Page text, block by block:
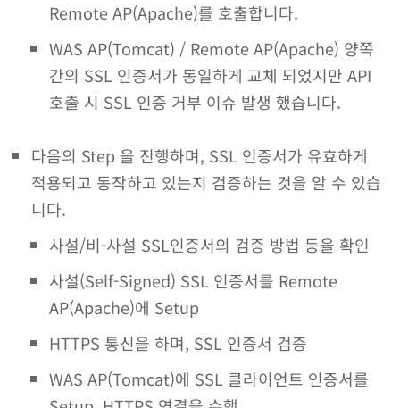
Remote AP(Apache)를 호출합니다.
WAS AP(Tomcat) / Remote AP(Apache) 양쪽
간의 SSL 인증서가 동일하게 교체 되었지만 API
호출 시 SSL 인증 거부 이슈 발생 했습니다.
다음의 Step 을 진행하며, SSL 인증서가 유효하게
적용되고 동작하고 있는지 검증하는 것을 알 수 있습
니다.
사설/비-사설 SSL인증서의 검증 방법 등을 확인
사설(Self-Signed) SSL 인증서를 Remote
AP(Apache)에 Setup
HTTPS 통신을 하며, SSL 인증서 검증
WAS AP(Tomcat)에 SSL 클라이언트 인증서를